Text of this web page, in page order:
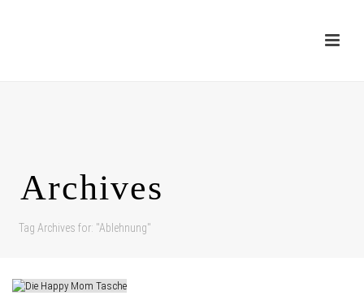
Archives
Tag Archives for: "Ablehnung"